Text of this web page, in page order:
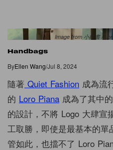
Image from 小紅書 /
Handbags
ByEllen Wang/Jul 8, 2024
隨著 Quiet Fashion 成為流
的 Loro Piana 成為了其中
的設計，不將 Logo 大肆宣
工取勝，即使是最基本的
管如此，也擋不了 Loro